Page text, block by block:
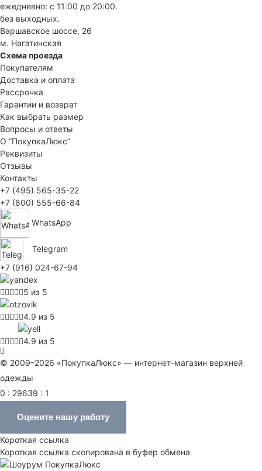
ежедневно: с 11:00 до 20:00.
без выходных.
Варшавское шоссе, 26
м. Нагатинская
Схема проезда
Покупателям
Доставка и оплата
Рассрочка
Гарантии и возврат
Как выбрать размер
Вопросы и ответы
О “ПокупкаЛюкс”
Реквизиты
Отзывы
Контакты
+7 (495) 565-35-22
+7 (800) 555-66-84
WhatsApp
Telegram
+7 (916) 024-67-94
5 из 5
4.9 из 5
4.9 из 5
© 2009–2026 «ПокупкаЛюкс» — интернет-магазин верхней
одежды
0 : 29639 : 1
Оцените нашу работу
Короткая ссылка
Короткая ссылка скопирована в буфер обмена